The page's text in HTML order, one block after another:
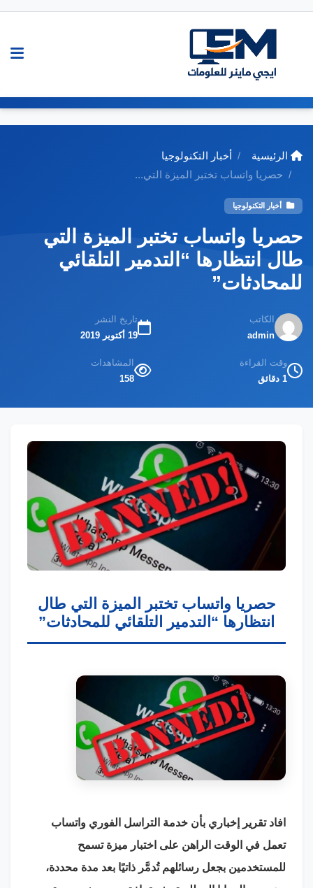
الرئيسية
أخبار التكنولوجيا
حصريا واتساب تختبر الميزة التي...
أخبار التكنولوجيا
حصريا واتساب تختبر الميزة التي
طال انتظارها “التدمير التلقائي
للمحادثات”
الكاتب
admin
تاريخ النشر
19 أكتوبر 2019
وقت القراءة
1 دقائق
المشاهدات
158
حصريا واتساب تختبر الميزة التي طال
انتظارها “التدمير التلقائي للمحادثات”
افاد تقرير إخباري بأن خدمة التراسل الفوري واتساب
تعمل في الوقت الراهن على اختبار ميزة تسمح
للمستخدمين بجعل رسائلهم تُدمَّر ذاتيًا بعد مدة محددة،